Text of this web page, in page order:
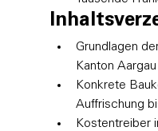
Grundlagen
Kanton Aargau
Konkrete
Auffrischung
Kostentreiber